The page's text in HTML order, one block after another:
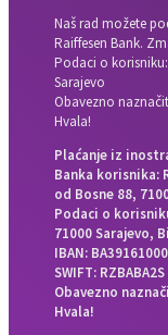
Naš rad možete
Raiffesen Bank.
Podaci o korisniku:
Sarajevo
Obavezno
Hvala!
Plaćanje iz
Banka korisnika:
od Bosne 88,
Podaci o
71000 Sarajevo,
IBAN:
SWIFT: RZBABA2S
Obavezno
Hvala!